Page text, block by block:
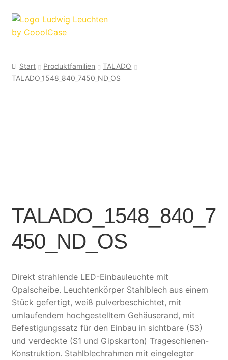
Zur
Navigation
Zum
Inhalt
Start Produktfamilien
TALADO
TALADO_1548_840_7450_ND_OS
TALADO_1548_840_7
450_ND_OS
Direkt strahlende LED-Einbauleuchte mit
Opalscheibe. Leuchtenkörper Stahlblech aus einem
Stück gefertigt, weiß pulverbeschichtet, mit
umlaufendem hochgestelltem Gehäuserand, mit
Befestigungssatz für den Einbau in sichtbare (S3)
und verdeckte (S1 und Gipskarton) Trageschienen-
Konstruktion. Stahlblechrahmen mit eingelegter